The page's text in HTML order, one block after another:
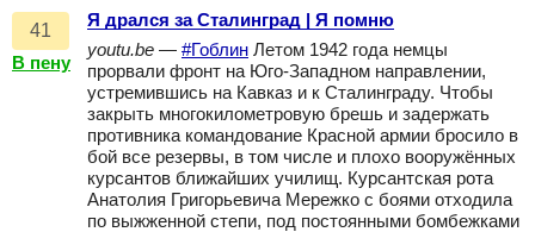
41
В пену
Я дрался за Сталинград | Я помню
youtu.be — #Гоблин Летом 1942 года немцы
прорвали фронт на Юго-Западном направлении,
устремившись на Кавказ и к Сталинграду. Чтобы
закрыть многокилометровую брешь и задержать
противника командование Красной армии бросило в
бой все резервы, в том числе и плохо вооружённых
курсантов ближайших училищ. Курсантская рота
Анатолия Григорьевича Мережко с боями отходила
по выжженной степи, под постоянными бомбежками